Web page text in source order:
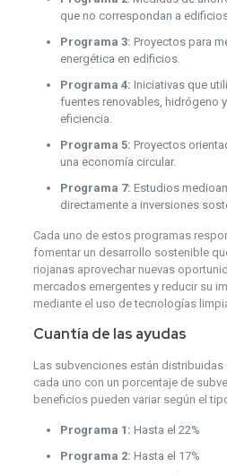
que no correspondan a
Programa 3: Proyectos para
energética en edificios.
Programa 4: Iniciativas que
fuentes renovables, hidrógeno
eficiencia.
Programa 5: Proyectos
una economía circular.
Programa 7: Estudios
directamente a inversiones
Cada uno de estos programas
fomentar un desarrollo sostenible
riojanas aprovechar nuevas
mercados emergentes y reducir su
mediante el uso de tecnologías
Cuantía de las ayudas
Las subvenciones están
cada uno con un porcentaje de
beneficios pueden variar según el
Programa 1: Hasta el 22%
Programa 2: Hasta el 17%